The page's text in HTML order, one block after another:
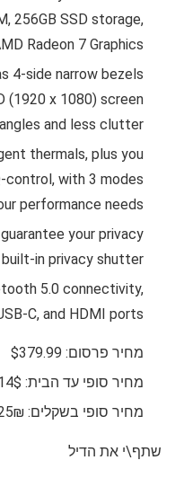
256GB SSD storage,
Radeon 7 Graphics
4-side narrow bezels
(1920 x 1080) screen
and less clutter
thermals, plus you
control, with 3 modes
performance needs
your privacy
in privacy shutter
5.0 connectivity,
C, and HDMI ports
מחיר פרסום: $379.99
מחיר סופי עד הבית: 496.14$
מחיר סופי בשקלים: 1725₪
שתף\י את הדיל